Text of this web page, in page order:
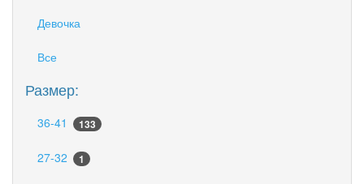
Девочка
Все
Размер:
36-41 133
27-32 1